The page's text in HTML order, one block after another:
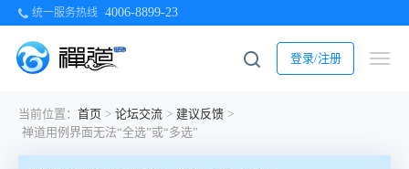
统一服务热线 4006-8899-23
登录/注册
当前位置： 首页 > 论坛交流 > 建议反馈 >
禅道用例界面无法“全选”或“多选”